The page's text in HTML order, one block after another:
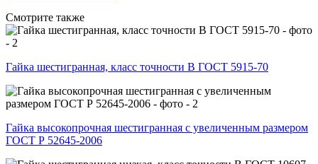
Смотрите также
Гайка шестигранная, класс точности B ГОСТ 5915-70
Гайка высокопрочная шестигранная с увеличенным размером
ГОСТ Р 52645-2006